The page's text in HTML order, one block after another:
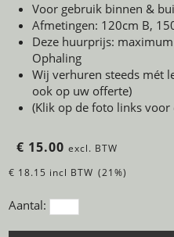
Voor gebruik binnen &
Afmetingen: 120cm B,
Deze huurprijs:
Ophaling
Wij verhuren steeds mét
ook op uw offerte)
(Klik op de foto links
€ 15.00excl. BTW
€ 18.15 incl BTW (21%)
Aantal: